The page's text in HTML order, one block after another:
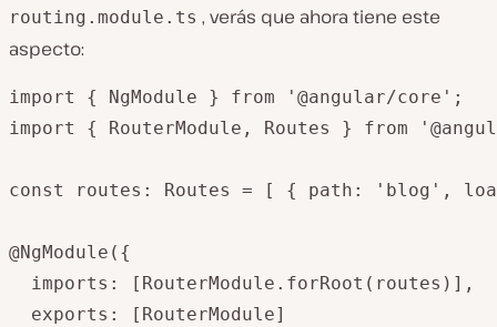
routing.module.ts , verás que ahora tiene este
aspecto:
import { NgModule } from '@angular/core';
import { RouterModule, Routes } from
const routes: Routes = [ { path: 'blog',
@NgModule({
  imports: [RouterModule.forRoot(routes)],
  exports: [RouterModule]